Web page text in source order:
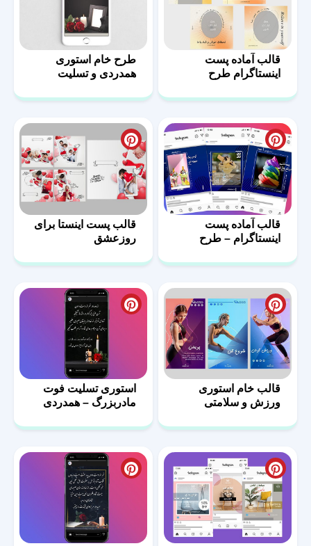
قالب آماده پست
اینستاگرام طرح
طرح خام استوری
همدردی و تسلیت
قالب آماده پست
اینستاگرام – طرح
قالب پست اینستا برای
روزعشق
قالب خام استوری
ورزش و سلامتی
استوری تسلیت فوت
مادربزرگ – همدردی